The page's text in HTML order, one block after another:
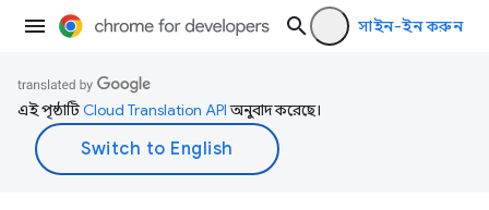
সাইন-ইন করুন
এই পৃষ্ঠাটিCloud Translation APIঅনুবাদ করেছে।